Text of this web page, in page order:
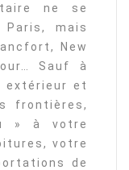
ne se
Paris, mais
New
Sauf à
extérieur et
frontières,
» à votre
votre
de